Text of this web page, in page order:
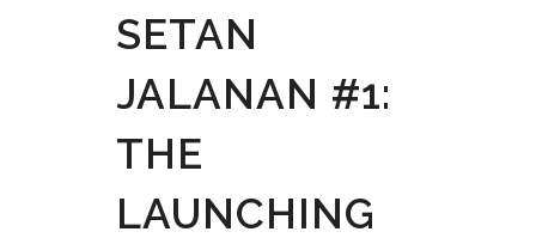
SETAN
JALANAN #1:
THE
LAUNCHING